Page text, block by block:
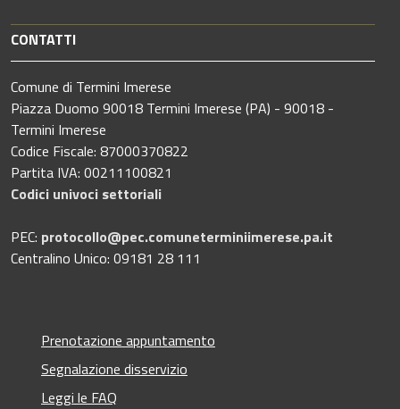
CONTATTI
Comune di Termini Imerese
Piazza Duomo 90018 Termini Imerese (PA) - 90018 -
Termini Imerese
Codice Fiscale: 87000370822
Partita IVA: 00211100821
Codici univoci settoriali
PEC: protocollo@pec.comuneterminiimerese.pa.it
Centralino Unico: 09181 28 111
Prenotazione appuntamento
Segnalazione disservizio
Leggi le FAQ